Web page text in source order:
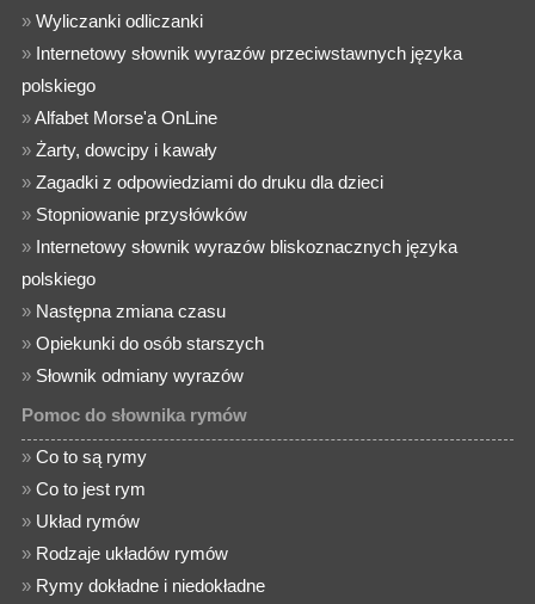
»Wyliczanki odliczanki
» Internetowy słownik wyrazów przeciwstawnych języka
polskiego
»Alfabet Morse'a OnLine
»Żarty, dowcipy i kawały
»Zagadki z odpowiedziami do druku dla dzieci
» Stopniowanie przysłówków
» Internetowy słownik wyrazów bliskoznacznych języka
polskiego
» Następna zmiana czasu
»Opiekunki do osób starszych
» Słownik odmiany wyrazów
Pomoc do słownika rymów
»Co to są rymy
»Co to jest rym
» Układ rymów
» Rodzaje układów rymów
» Rymy dokładne i niedokładne